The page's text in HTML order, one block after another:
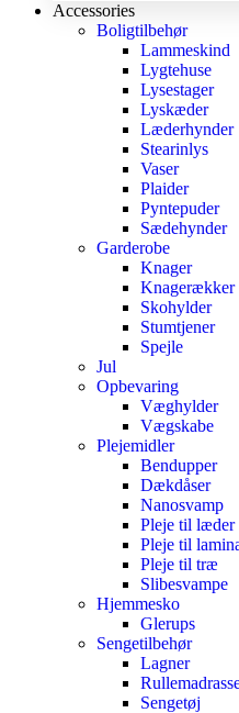
Accessories
Boligtilbehør
Lammeskind
Lygtehuse
Lysestager
Lyskæder
Læderhynder
Stearinlys
Vaser
Plaider
Pyntepuder
Sædehynder
Garderobe
Knager
Knagerækker
Skohylder
Stumtjener
Spejle
Jul
Opbevaring
Væghylder
Vægskabe
Plejemidler
Bendupper
Dækdåser
Nanosvamp
Pleje til læder
Pleje til
Pleje til træ
Slibesvampe
Hjemmesko
Glerups
Sengetilbehør
Lagner
Sengetøj